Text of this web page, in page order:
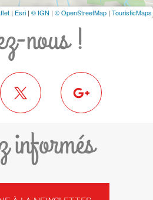
| Esri | © IGN | © OpenStreetMap | TouristicMaps
nous !
informés